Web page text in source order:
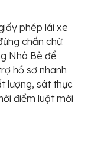
phép lái xe
chần chừ.
Nhà Bè để
hồ sơ nhanh
lượng, sát thực
điểm luật mới